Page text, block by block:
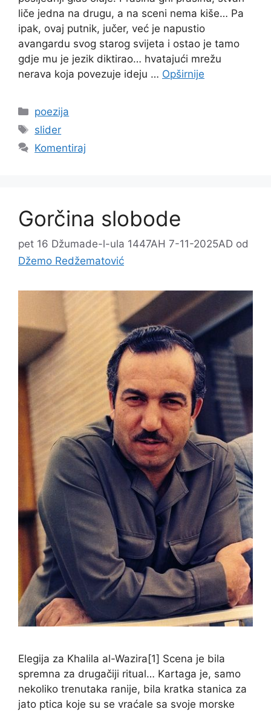
liče jedna na drugu, a na sceni nema kiše… Pa
ipak, ovaj putnik, jučer, već je napustio
avangardu svog starog svijeta i ostao je tamo
gdje mu je jezik diktirao… hvatajući mrežu
nerava koja povezuje ideju … Opširnije
Kategorije
poezija
Oznake
slider
Komentiraj
Gorčina slobode
pet 16 Džumade-l-ula 1447AH 7-11-2025AD od
Džemo Redžematović
Elegija za Khalila al-Wazira[1] Scena je bila
spremna za drugačiji ritual… Kartaga je, samo
nekoliko trenutaka ranije, bila kratka stanica za
jato ptica koje su se vraćale sa svoje morske